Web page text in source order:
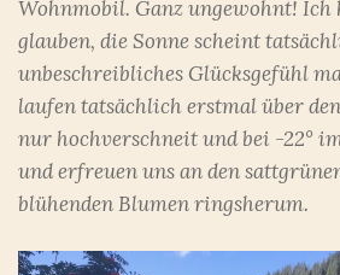
Wohnmobil. Ganz ungewohnt! Ich
glauben, die Sonne scheint
unbeschreibliches Glücksgefühl
laufen tatsächlich erstmal über
nur hochverschneit und bei -22°
und erfreuen uns an den
blühenden Blumen ringsherum.